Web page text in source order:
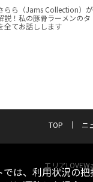
らら（Jams Collection）が
説！私の豚骨ラーメンのタ
全てお話しします
TOP ニ
エリア
では、利用状況の